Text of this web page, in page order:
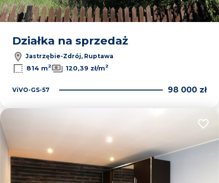
Działka na sprzedaż
Jastrzębie-Zdrój, Ruptawa
814 m2 120,39 zł/m2
ViVO-GS-57 98 000 zł